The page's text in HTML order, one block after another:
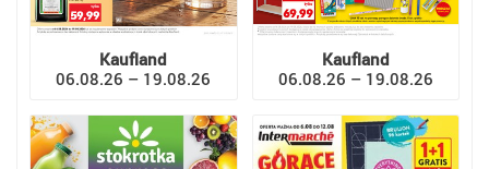
Kaufland
06.08.26 – 19.08.26
Kaufland
06.08.26 – 19.08.26